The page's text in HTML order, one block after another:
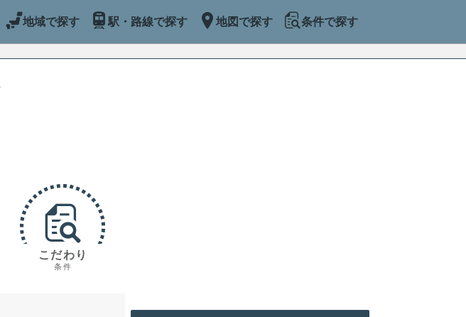
地域で探す 駅・路線で探す 地図で探す 条件で探す
こだわり
条件